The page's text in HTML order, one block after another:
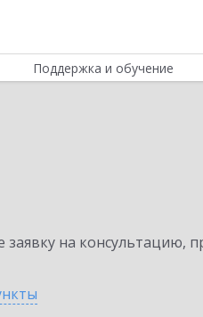
Поддержка и обучение
на консультацию,